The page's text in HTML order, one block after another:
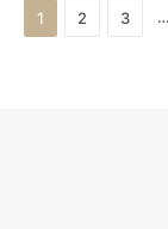
1 2 3 …